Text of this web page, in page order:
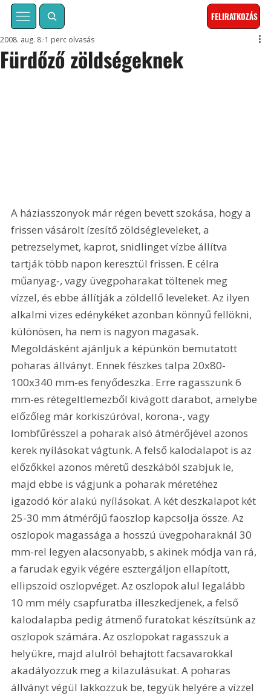
FELIRATKOZÁS
Fürdőző zöldségeknek
2008. aug. 8. 1 perc olvasás
A háziasszonyok már régen bevett szokása, hogy a
frissen vásárolt ízesítő zöldségleveleket, a
petrezselymet, kaprot, snidlinget vízbe állítva
tartják több napon keresztül frissen. E célra
műanyag-, vagy üvegpoharakat töltenek meg
vízzel, és ebbe állítják a zöldellő leveleket. Az ilyen
alkalmi vizes edénykéket azonban könnyű fellökni,
különösen, ha nem is nagyon magasak.
Megoldásként ajánljuk a képünkön bemutatott
poharas állványt. Ennek fészkes talpa 20x80-
100x340 mm-es fenyődeszka. Erre ragasszunk 6
mm-es rétegeltlemezből kivágott darabot, amelybe
előzőleg már körkiszúróval, korona-, vagy
lombfűrésszel a poharak alsó átmérőjével azonos
kerek nyílásokat vágtunk. A felső kalodalapot is az
előzőkkel azonos méretű deszkából szabjuk le,
majd ebbe is vágjunk a poharak méretéhez
igazodó kör alakú nyílásokat. A két deszkalapot két
25-30 mm átmérőjű faoszlop kapcsolja össze. Az
oszlopok magassága a hosszú üvegpoharaknál 30
mm-rel legyen alacsonyabb, s akinek módja van rá,
a farudak egyik végére esztergáljon ellapított,
ellipszoid oszlopvéget. Az oszlopok alul legalább
10 mm mély csapfuratba illeszkedjenek, a felső
kalodalapba pedig átmenő furatokat készítsünk az
oszlopok számára. Az oszlopokat ragasszuk a
helyükre, majd alulról behajtott facsavarokkal
akadályozzuk meg a kilazulásukat. A poharas
állványt végül lakkozzuk be, tegyük helyére a vízzel